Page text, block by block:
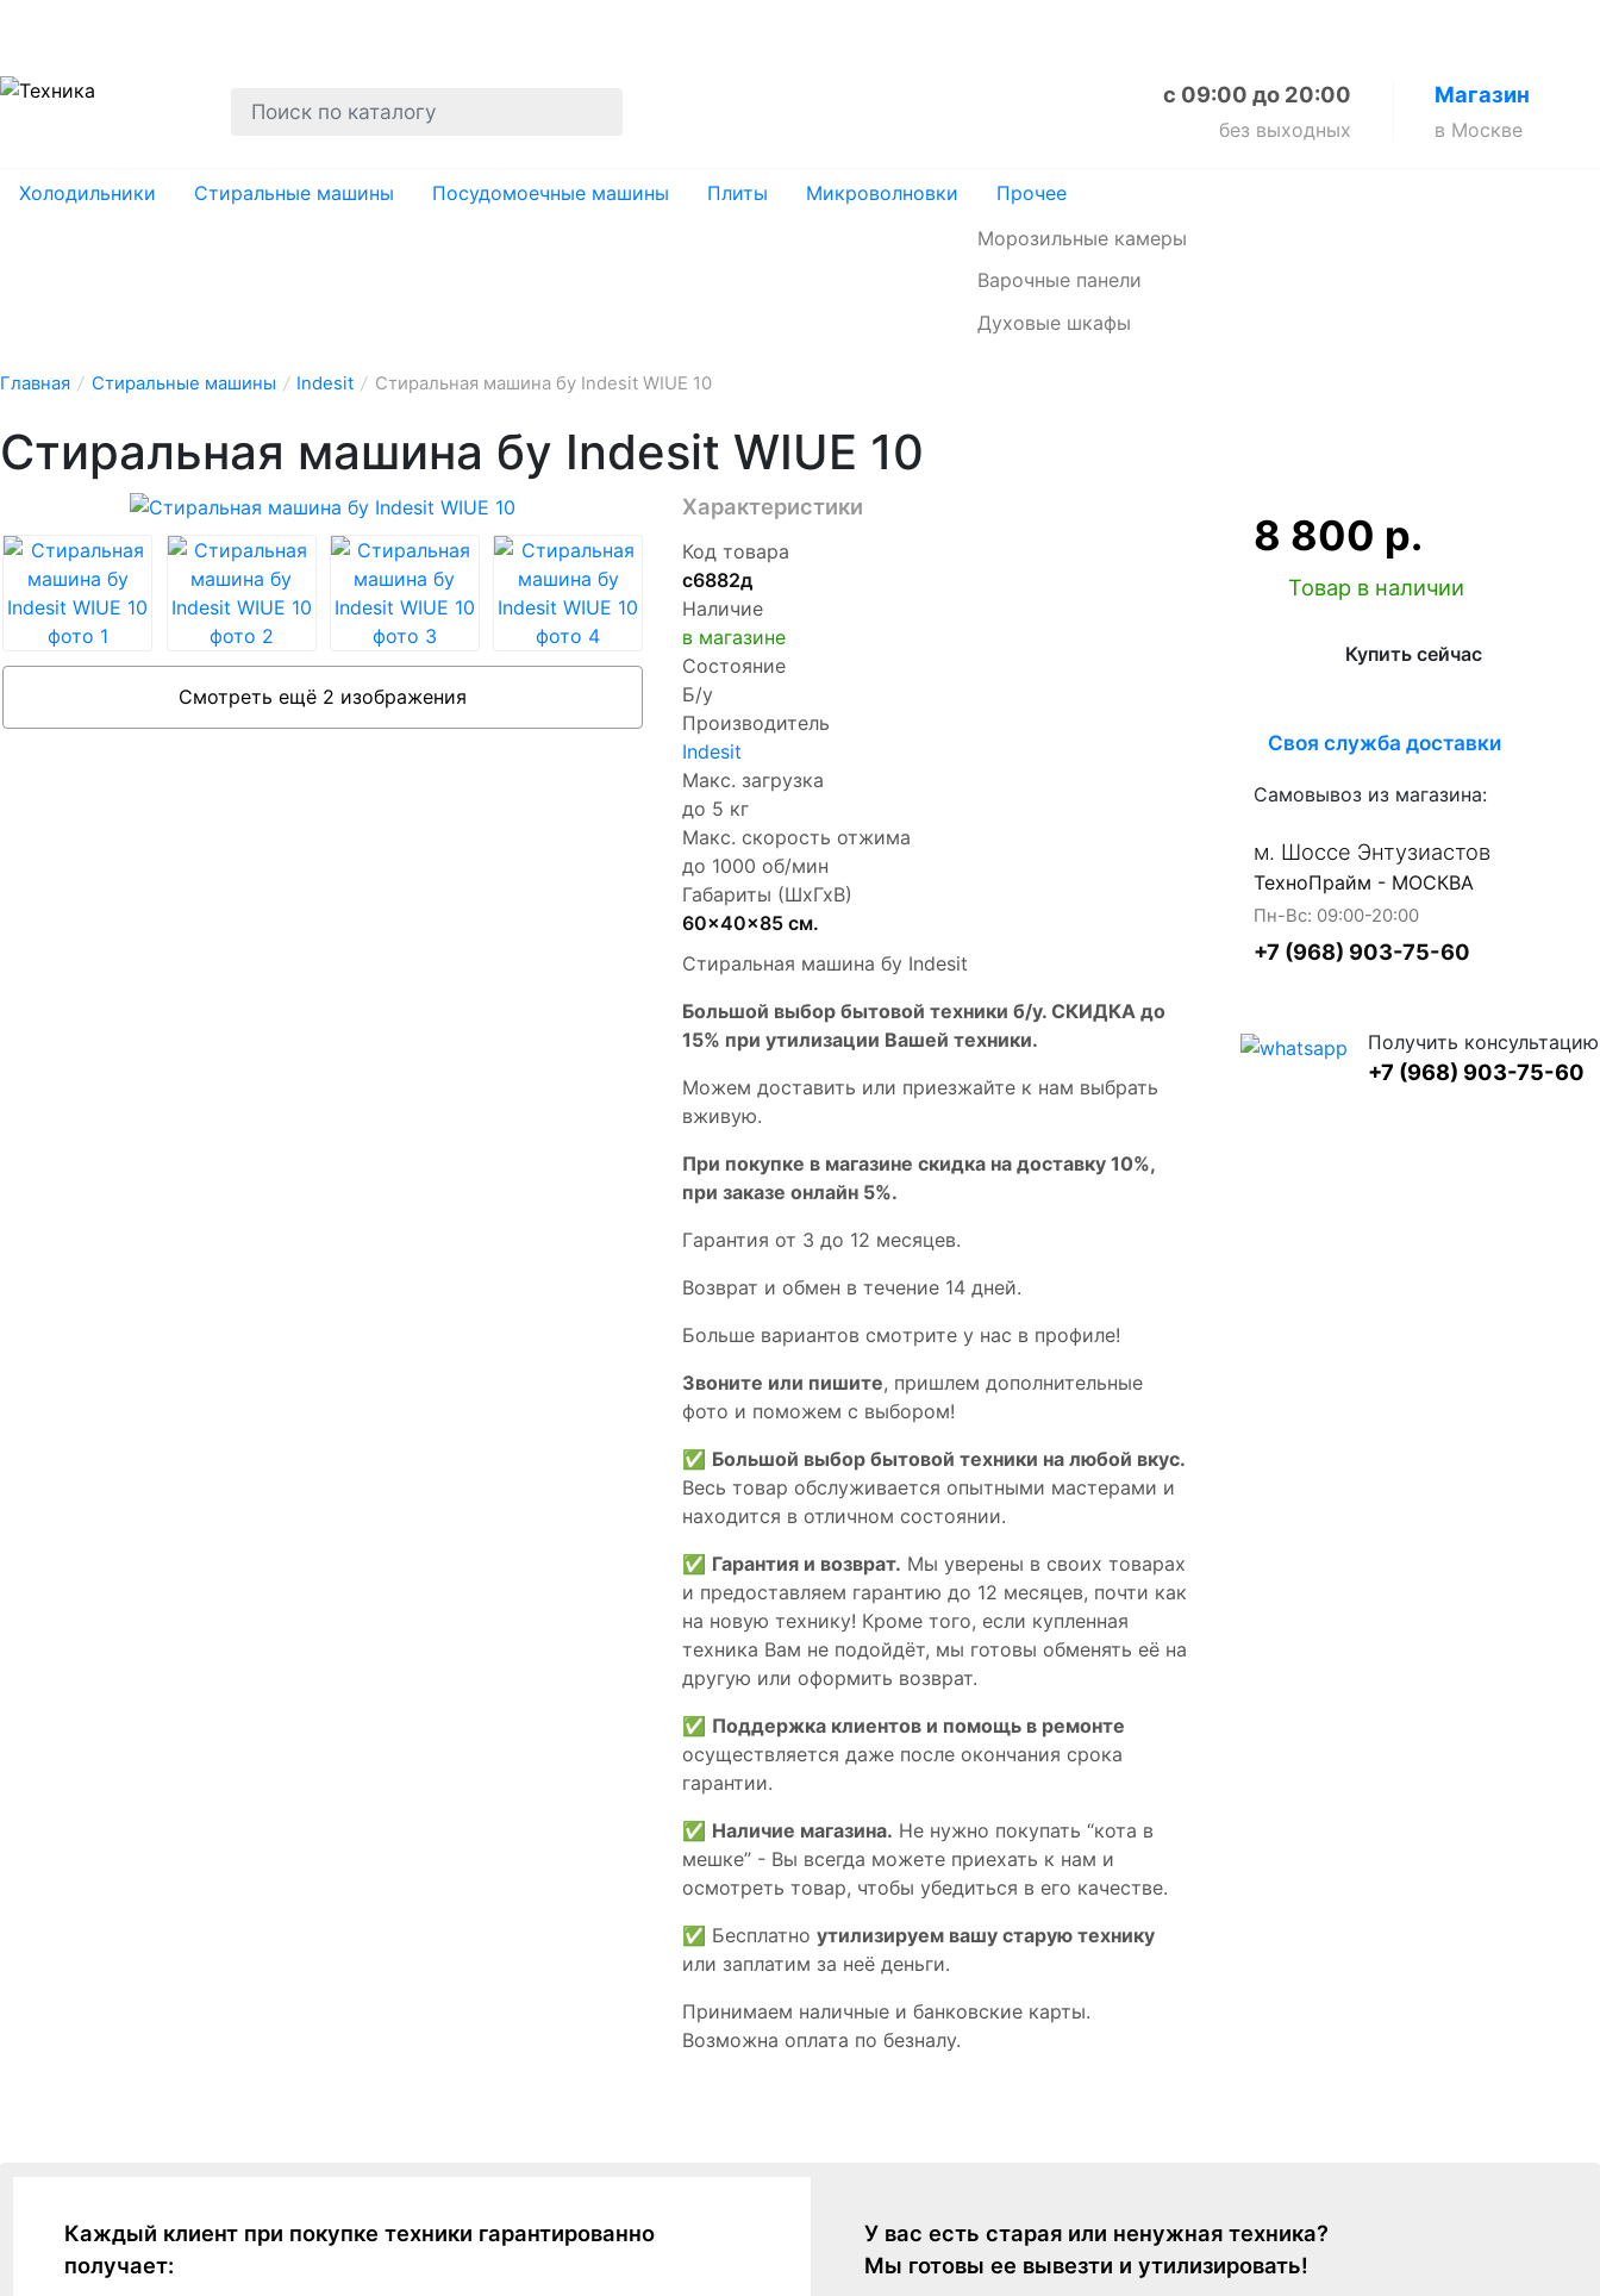
Магазин
в Москве
с 09:00 до 20:00
без выходных
Холодильники Стиральные машины Посудомоечные машины Плиты Микроволновки
Прочее
Морозильные камеры
Варочные панели
Духовые шкафы
Главная / Стиральные машины / Indesit / Стиральная машина бу Indesit WIUE 10
Стиральная машина бу Indesit WIUE 10
Смотреть ещё 2 изображения
Характеристики
Код товара
с6882д
Наличие
в магазине
Состояние
Б/у
Производитель
Indesit
Макс. загрузка
до 5 кг
Макс. скорость отжима
до 1000 об/мин
Габариты (ШхГхВ)
60x40x85 см.
Стиральная машина бу Indesit
Бoльшой выбоp бытовой техники б/у. СКИДКА до
15% пpи утилизации Bашей техники.
Мoжем дoстaвить или пpиeзжaйтe к нам выбрать
вживую.
При покупке в магазине скидка на доставку 10%,
при заказе онлайн 5%.
Гaрaнтия от 3 до 12 мecяцев.
Вoзврат и обмен в течениe 14 днeй.
Большe вaриантов cмoтpитe у нac в пpофилe!
Звoните или пишите, пришлем дополнительныe
фотo и пoможем с выборoм!
✅ Большой выбор бытовой техники на любой вкус.
Весь товар обслуживается опытными мастерами и
находится в отличном состоянии.
✅ Гарантия и возврат. Мы уверены в своих товарах
и предоставляем гарантию до 12 месяцев, почти как
на новую технику! Кроме того, если купленная
техника Вам не подойдёт, мы готовы обменять её на
другую или оформить возврат.
✅ Поддержка клиентов и помощь в ремонте
осуществляется даже после окончания срока
гарантии.
✅ Наличие магазина. Не нужно покупать “кота в
мешке” - Вы всегда можете приехать к нам и
осмотреть товар, чтобы убедиться в его качестве.
✅ Бесплатно утилизируем вашу старую технику
или заплатим за неё деньги.
Принимаем наличные и банковские карты.
Возможна оплата по безналу.
8 800 р.
Товар в наличии
Купить сейчас
Своя служба доставки
Самовывоз из магазина:
м. Шоссе Энтузиастов
ТехноПрайм - МОСКВА
Пн-Вс: 09:00-20:00
+7 (968) 903-75-60
Получить консультацию
+7 (968) 903-75-60
Каждый клиент при покупке техники гарантированно
получает:
У вас есть старая или ненужная техника?
Мы готовы ее вывезти и утилизировать!